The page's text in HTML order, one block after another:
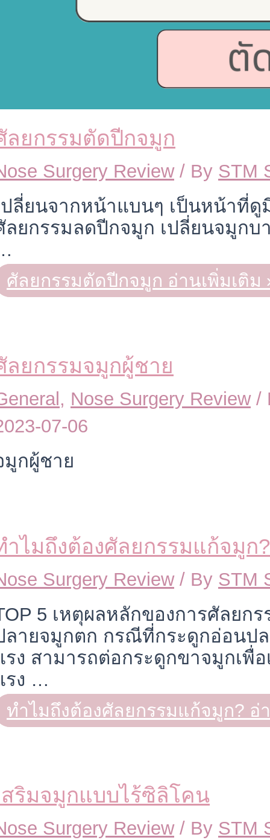
ลยกรรมตัดปีกจมูก
Surgery Review/ By STM
ปลี่ยนจากหน้าแบนๆ เป็นหน้าที่
ลยกรรมลดปีกจมูก เปลี่ยนจมูก
ศัลยกรรมตัดปีกจมูก อ่านเพิ่มเติม
ลยกรรมจมูกผู้ชาย
, Nose Surgery Review/
07-06
มูกผู้ชาย
ำไมถึงต้องศัลยกรรมแก้จมูก?
Surgery Review/ By STM
5 เหตุผลหลักของการศัลยก
ลายจมูกตก กรณีที่กระดูกอ่อนป
รง สามารถต่อกระดูกขาจมูกเพื่
รง …
ทำไมถึงต้องศัลยกรรมแก้จมูก? อ่
สริมจมูกแบบไร้ซิลิโคน
Surgery Review/ By STM